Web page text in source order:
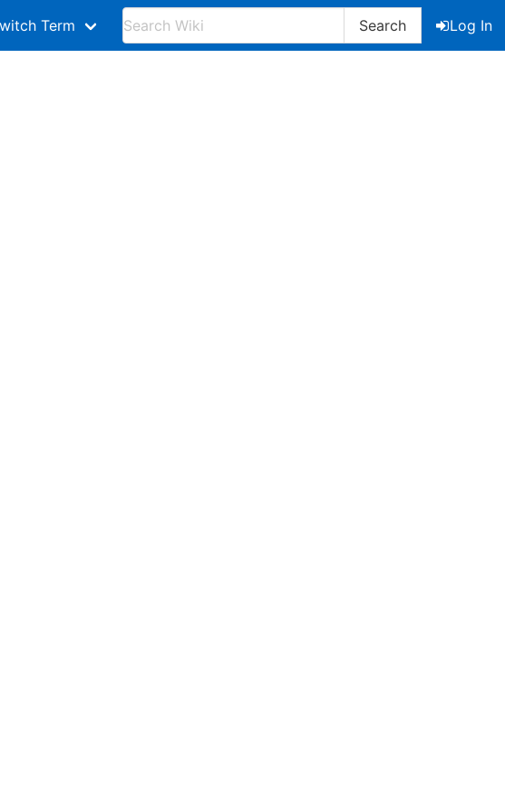
Term Search
Log In